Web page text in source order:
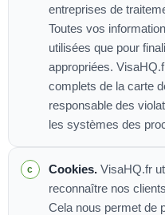
entreprises de
Toutes vos
utilisées que pour
appropriées.
complets de la carte
responsable des
les systèmes des
Cookies. VisaHQ.fr
reconnaître nos
Cela nous permet de